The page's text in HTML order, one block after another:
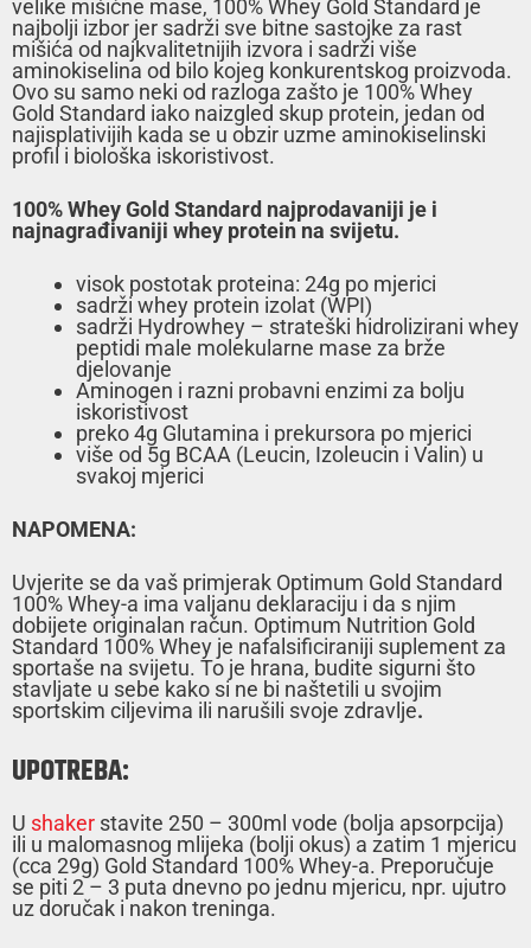
velike mišićne mase, 100% Whey Gold Standard je
najbolji izbor jer sadrži sve bitne sastojke za rast
mišića od najkvalitetnijih izvora i sadrži više
aminokiselina od bilo kojeg konkurentskog proizvoda.
Ovo su samo neki od razloga zašto je 100% Whey
Gold Standard iako naizgled skup protein, jedan od
najisplativijih kada se u obzir uzme aminokiselinski
profil i biološka iskoristivost.
100% Whey Gold Standard najprodavaniji je i
najnagrađivaniji whey protein na svijetu.
visok postotak proteina: 24g po mjerici
sadrži whey protein izolat (WPI)
sadrži Hydrowhey – strateški hidrolizirani whey
peptidi male molekularne mase za brže
djelovanje
Aminogen i razni probavni enzimi za bolju
iskoristivost
preko 4g Glutamina i prekursora po mjerici
više od 5g BCAA (Leucin, Izoleucin i Valin) u
svakoj mjerici
NAPOMENA:
Uvjerite se da vaš primjerak Optimum Gold Standard
100% Whey-a ima valjanu deklaraciju i da s njim
dobijete originalan račun. Optimum Nutrition Gold
Standard 100% Whey je nafalsificiraniji suplement za
sportaše na svijetu. To je hrana, budite sigurni što
stavljate u sebe kako si ne bi naštetili u svojim
sportskim ciljevima ili narušili svoje zdravlje.
UPOTREBA:
U shaker stavite 250 – 300ml vode (bolja apsorpcija)
ili u malomasnog mlijeka (bolji okus) a zatim 1 mjericu
(cca 29g) Gold Standard 100% Whey-a. Preporučuje
se piti 2 – 3 puta dnevno po jednu mjericu, npr. ujutro
uz doručak i nakon treninga.